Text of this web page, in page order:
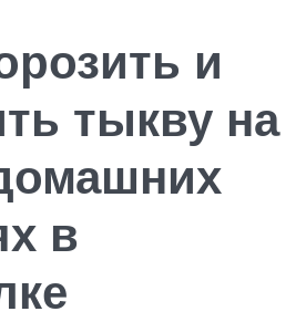
и
тыкву на
в